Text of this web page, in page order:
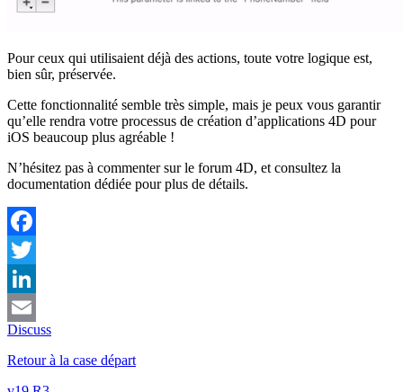
Pour ceux qui utilisaient déjà des actions, toute votre logique est,
bien sûr, préservée.
Cette fonctionnalité semble très simple, mais je peux vous garantir
qu’elle rendra votre processus de création d’applications 4D pour
iOS beaucoup plus agréable !
N’hésitez pas à commenter sur le forum 4D, et consultez la
documentation dédiée pour plus de détails.
Facebook
Twitter
LinkedIn
Email
Discuss
Retour à la case départ